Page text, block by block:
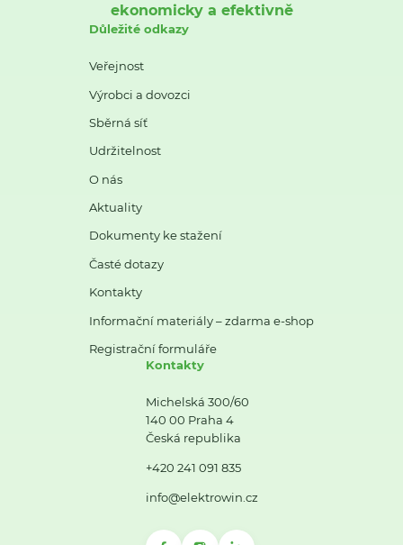
ekonomicky a efektivně
Důležité odkazy
Veřejnost
Výrobci a dovozci
Sběrná síť
Udržitelnost
O nás
Aktuality
Dokumenty ke stažení
Časté dotazy
Kontakty
Informační materiály – zdarma e-shop
Registrační formuláře
Kontakty
Michelská 300/60
140 00 Praha 4
Česká republika
+420 241 091 835
info@elektrowin.cz